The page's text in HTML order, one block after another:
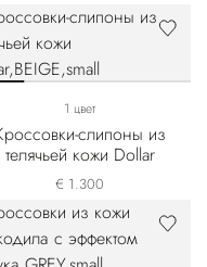
1 цвет
слипоны из
телячьей кожи Dollar
€ 1.300